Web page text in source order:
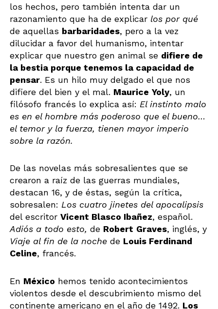
los hechos, pero también intenta dar un
razonamiento que ha de explicar los por qué
de aquellas barbaridades, pero a la vez
dilucidar a favor del humanismo, intentar
explicar que nuestro gen animal se difiere de
la bestia porque tenemos la capacidad de
pensar. Es un hilo muy delgado el que nos
difiere del bien y el mal. Maurice Yoly, un
filósofo francés lo explica así: El instinto malo
es en el hombre más poderoso que el bueno…
el temor y la fuerza, tienen mayor imperio
sobre la razón.
De las novelas más sobresalientes que se
crearon a raíz de las guerras mundiales,
destacan 16, y de éstas, según la crítica,
sobresalen: Los cuatro jinetes del apocalipsis
del escritor Vicent Blasco Ibañez, español.
Adiós a todo esto, de Robert Graves, inglés, y
Viaje al fin de la noche de Louis Ferdinand
Celine, francés.
En México hemos tenido acontecimientos
violentos desde el descubrimiento mismo del
continente americano en el año de 1492. Los